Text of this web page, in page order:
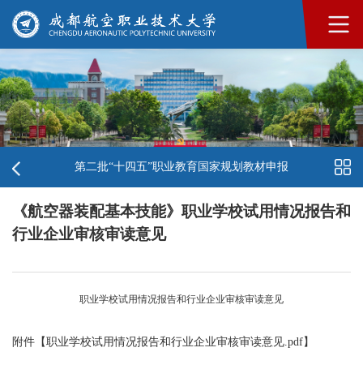
第二批“十四五”职业教育国家规划教材申报
《航空器装配基本技能》职业学校试用情况报告和
行业企业审核审读意见
职业学校试用情况报告和行业企业审核审读意见
附件【职业学校试用情况报告和行业企业审核审读意见.pdf】